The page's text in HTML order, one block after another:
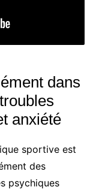
dans
anxiété
sportive est
des
psychiques